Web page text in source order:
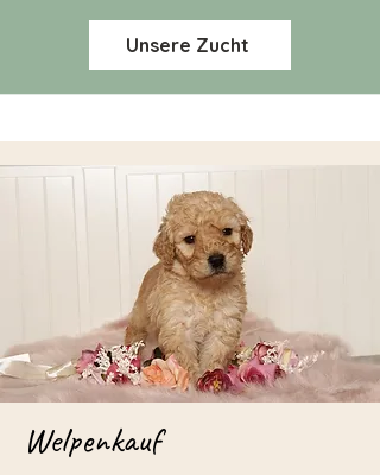
Unsere Zucht
Welpenkauf